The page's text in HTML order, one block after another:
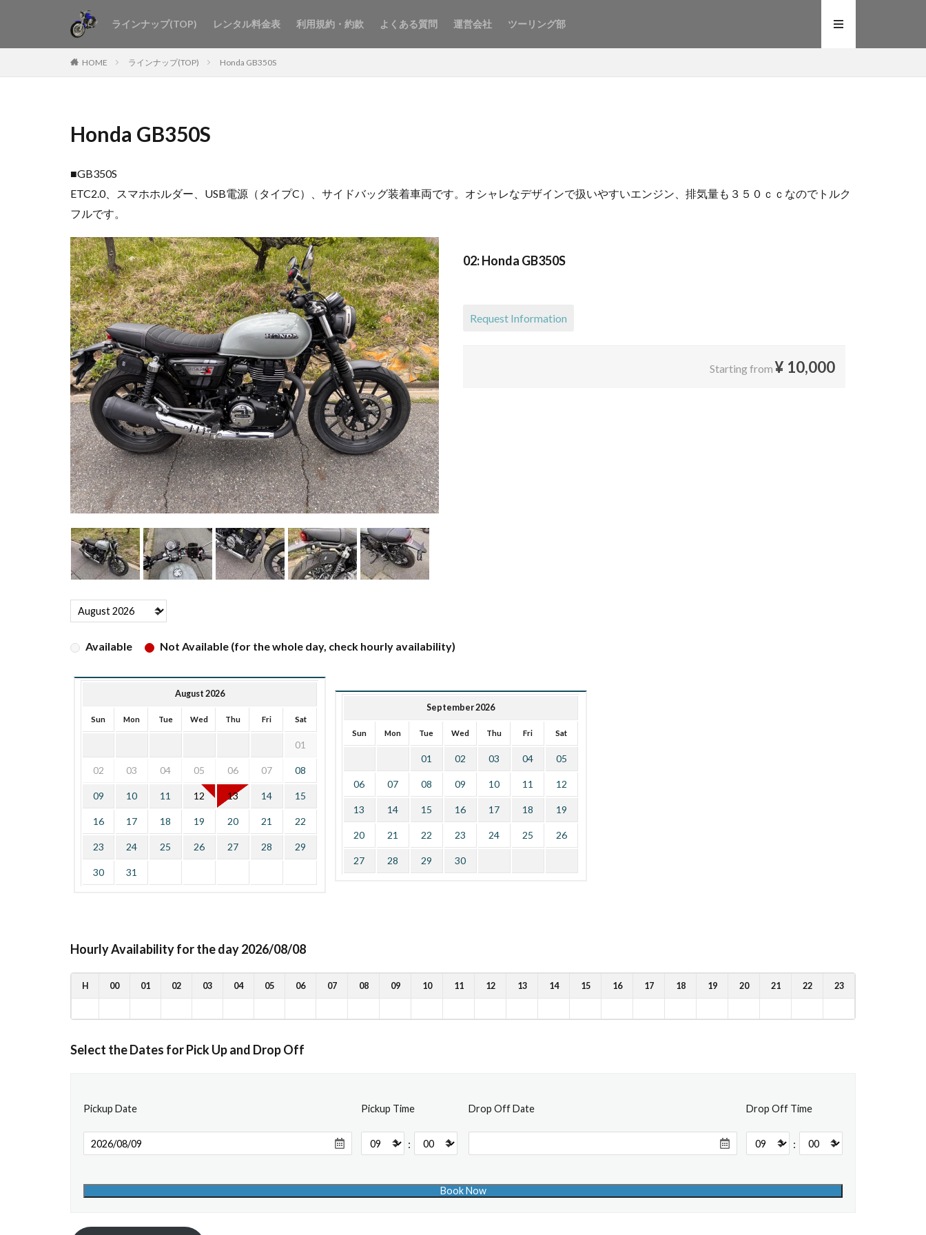
ラインナップ(TOP) レンタル料金表 利用規約・約款 よくある質問 運営会社 ツーリング部
HOME ラインナップ(TOP) Honda GB350S
Honda GB350S
■GB350S
ETC2.0、スマホホルダー、USB電源（タイプC）、サイドバッグ装着車両です。オシャレなデザインで扱いやすいエンジン、排気量も３５０ｃｃなのでトルク
フルです。
02: Honda GB350S
Request Information
Starting from ¥ 10,000
Available Not Available (for the whole day, check hourly availability)
August 2026
Sun Mon Tue Wed Thu Fri Sat
01
02 03 04 05 06 07 08
09 10 11 12 13 14 15
16 17 18 19 20 21 22
23 24 25 26 27 28 29
30 31
September 2026
Sun Mon Tue Wed Thu Fri Sat
01 02 03 04 05
06 07 08 09 10 11 12
13 14 15 16 17 18 19
20 21 22 23 24 25 26
27 28 29 30
Hourly Availability for the day 2026/08/08
H 00 01 02 03 04 05 06 07 08 09 10 11 12 13 14 15 16 17 18 19 20 21 22 23
Select the Dates for Pick Up and Drop Off
Pickup Date Pickup Time
:
Drop Off Date Drop Off Time
: